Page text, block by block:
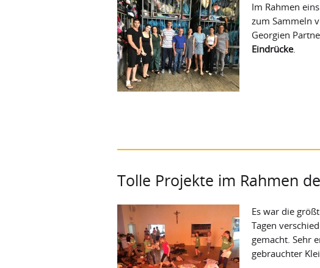
Im Rahmen
zum Sammeln
Georgien
Eindrücke.
Tolle Projekte im Rahmen
Es war die
Tagen
gemacht. Sehr
gebrauchter